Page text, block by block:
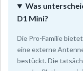
Was
D1 Mini?
Die Pro-Familie
eine externe
bestückt. Die